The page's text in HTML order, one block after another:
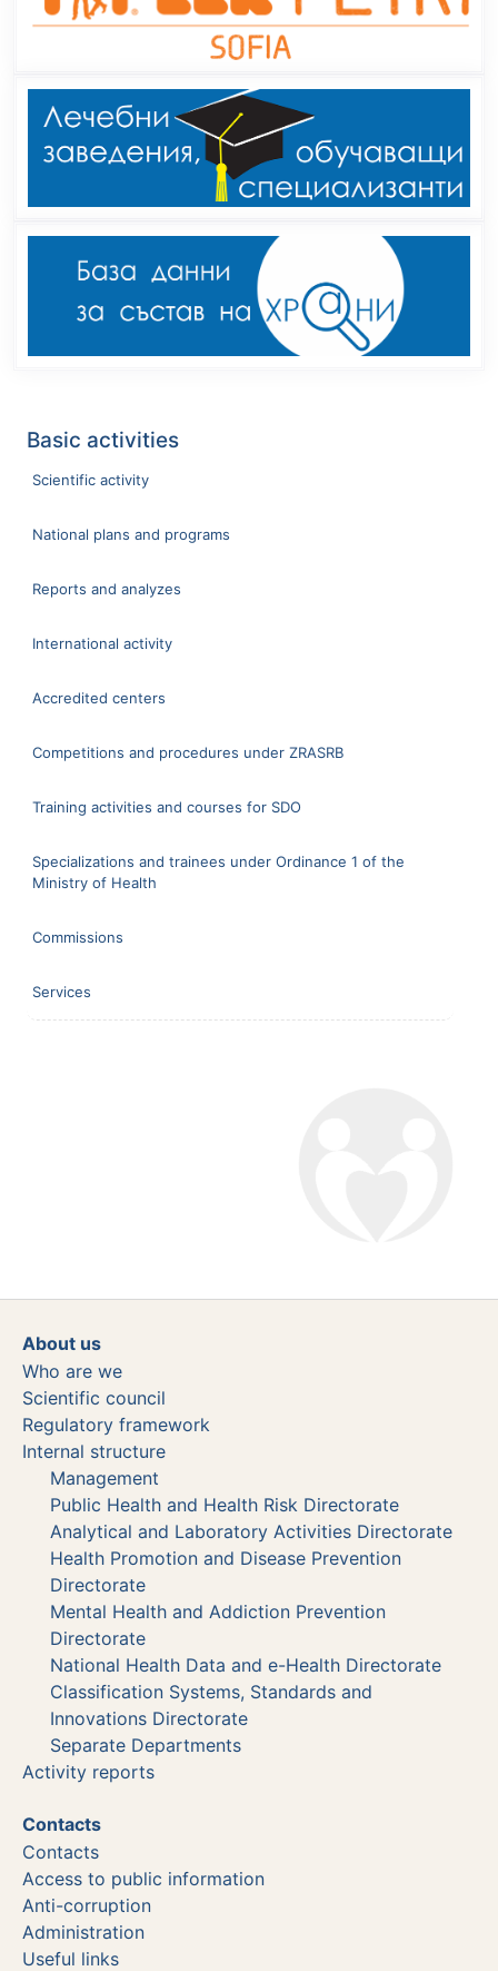
Basic activities
Scientific activity
National plans and programs
Reports and analyzes
International activity
Accredited centers
Competitions and procedures under ZRASRB
Training activities and courses for SDO
Specializations and trainees under Ordinance 1 of the
Ministry of Health
Commissions
Services
About us
Who are we
Scientific council
Regulatory framework
Internal structure
Management
Public Health and Health Risk Directorate
Analytical and Laboratory Activities Directorate
Health Promotion and Disease Prevention
Directorate
Mental Health and Addiction Prevention
Directorate
National Health Data and e-Health Directorate
Classification Systems, Standards and
Innovations Directorate
Separate Departments
Activity reports
Contacts
Contacts
Access to public information
Anti-corruption
Administration
Useful links